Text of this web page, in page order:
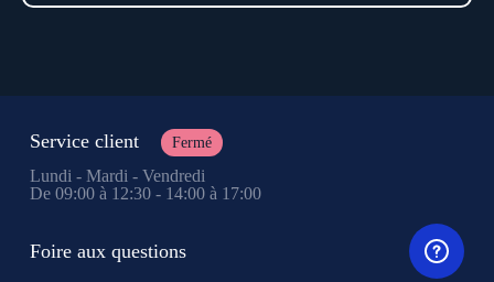
Service client Fermé
Lundi - Mardi - Vendredi
De 09:00 à 12:30 - 14:00 à 17:00
Foire aux questions